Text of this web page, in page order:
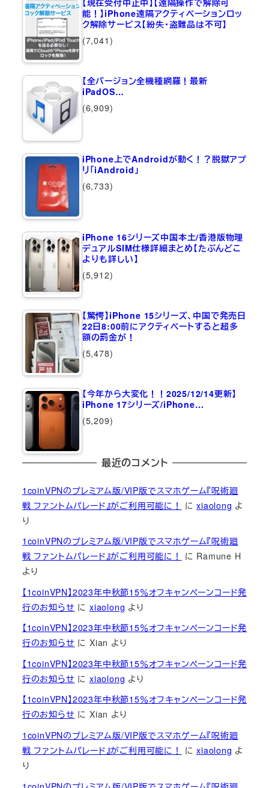
【現在受付中止中】【遠隔操作で解除可
能！】iPhone遠隔アクティベーションロッ
ク解除サービス【紛失・盗難品は不可】
(7,041)
【全バージョン全機種網羅！最新
iPadOS…
(6,909)
iPhone上でAndroidが動く！？脱獄アプ
リ「iAndroid」
(6,733)
iPhone 16シリーズ中国本土/香港版物理
デュアルSIM仕様詳細まとめ【たぶんどこ
よりも詳しい】
(5,912)
【驚愕】iPhone 15シリーズ、中国で発売日
22日8:00前にアクティベートすると超多
額の罰金が！
(5,478)
【今年から大変化！！2025/12/14更新】
iPhone 17シリーズ/iPhone…
(5,209)
最近のコメント
1coinVPNのプレミアム版/VIP版でスマホゲーム『呪術廻
戦 ファントムパレード』がご利用可能に！
にxiaolong よ
り
1coinVPNのプレミアム版/VIP版でスマホゲーム『呪術廻
戦 ファントムパレード』がご利用可能に！
に Ramune H
より
【1coinVPN】2023年中秋節15％オフキャンペーンコード発
行のお知らせ にxiaolong より
【1coinVPN】2023年中秋節15％オフキャンペーンコード発
行のお知らせ にXian より
【1coinVPN】2023年中秋節15％オフキャンペーンコード発
行のお知らせ にxiaolong より
【1coinVPN】2023年中秋節15％オフキャンペーンコード発
行のお知らせ にXian より
1coinVPNのプレミアム版/VIP版でスマホゲーム『呪術廻
戦 ファントムパレード』がご利用可能に！
にxiaolong よ
り